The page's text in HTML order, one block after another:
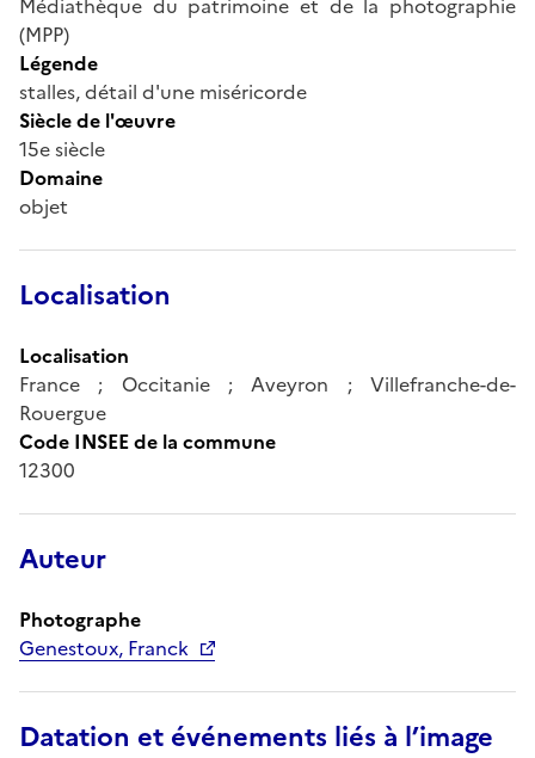
(MPP)
Légende
stalles, détail d'une miséricorde
Siècle de l'œuvre
15e siècle
Domaine
objet
Localisation
Localisation
France ; Occitanie ; Aveyron ; Villefranche-de-
Rouergue
Code INSEE de la commune
12300
Auteur
Photographe
Genestoux, Franck
Datation et événements liés à l’image